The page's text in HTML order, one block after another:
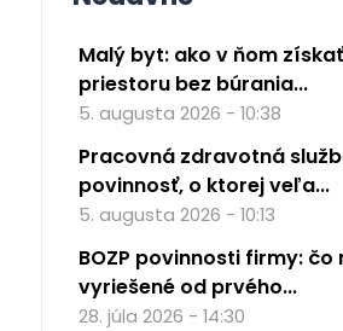
Malý byt: ako v ňom
priestoru bez búrania...
5. augusta 2026 - 10:38
Pracovná zdravotná
povinnosť, o ktorej veľa...
5. augusta 2026 - 10:13
BOZP povinnosti firmy:
vyriešené od prvého...
28. júla 2026 - 14:30